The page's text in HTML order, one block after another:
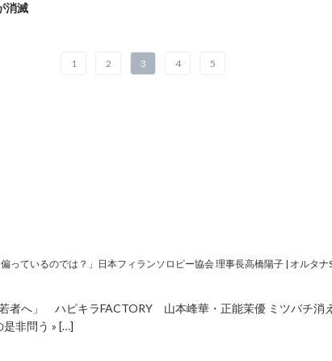
消滅
1 2 3 4 5
偏っているのでは？」日本フィランソロピー協会 理事長高橋陽子 | オルタナ
者へ」 ハピキラFACTORY 山本峰華・正能茉優 ミツバチ消
非問う » […]